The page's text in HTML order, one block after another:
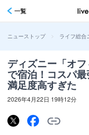
一覧
ニューストップ > ライフ総合
ディズニー「オ
で宿泊！コスパ
満足度高すぎた
2026年4月22日 19時12分